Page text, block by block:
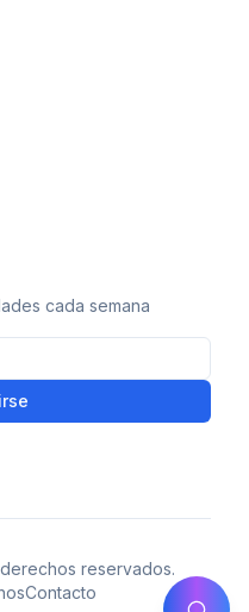
cada semana
reservados.
Contacto